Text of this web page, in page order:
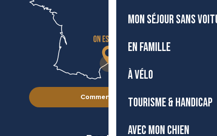
MON SÉJOUR SANS
EN FAMILLE
À VÉLO
TOURISME & HANDICAP
AVEC MON CHIEN
Comment venir ?